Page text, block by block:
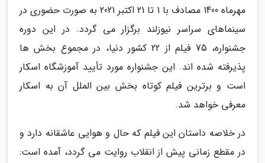
مهرماه 1400 مصادف با 1 تا 21 اکتبر 2021 به صورت حضوری در
سینماهای سراسر نیوزلند برگزار می گردد. در این دوره
جشنواره، 75 فیلم از 22 کشور دنیا، در مجموع بخش ها
پذیرفته شده اند. این جشنواره مورد تأیید آموزشگاه اسکار
است و برترین فیلم کوتاه بخش بین الملل آن به اسکار
معرفی خواهد شد.
در خلاصه داستان این فیلم که حال و هوایی عاشقانه دارد و
در مقطع زمانی پیش از انقلاب روایت می گردد، آمده است: